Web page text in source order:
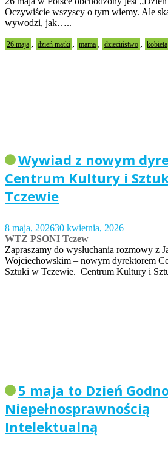
Oczywiście wszyscy o tym wiemy. Ale
wywodzi, jak…..
26 maja , dzień matki , mama , dzieciństwo , kobieta
Wywiad z nowym
Centrum Kultury i
Tczewie
8 maja, 202630 kwietnia, 2026
WTZ PSONI Tczew
Zapraszamy do wysłuchania rozmowy z
Wojciechowskim – nowym dyrektorem
Sztuki w Tczewie. Centrum Kultury i
5 maja to Dzień
Niepełnosprawnością
Intelektualną